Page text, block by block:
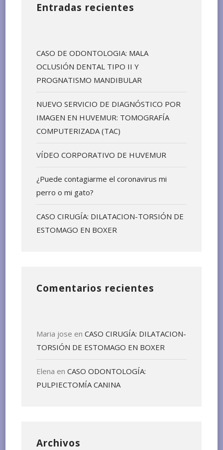
Entradas recientes
CASO DE ODONTOLOGIA: MALA
OCLUSIÓN DENTAL TIPO II Y
PROGNATISMO MANDIBULAR
NUEVO SERVICIO DE DIAGNÓSTICO POR
IMAGEN EN HUVEMUR: TOMOGRAFÍA
COMPUTERIZADA (TAC)
VÍDEO CORPORATIVO DE HUVEMUR
¿Puede contagiarme el coronavirus mi
perro o mi gato?
CASO CIRUGÍA: DILATACION-TORSIÓN DE
ESTOMAGO EN BOXER
Comentarios recientes
Maria jose enCASO CIRUGÍA: DILATACION-
TORSIÓN DE ESTOMAGO EN BOXER
Elena enCASO ODONTOLOGÍA:
PULPIECTOMÍA CANINA
Archivos